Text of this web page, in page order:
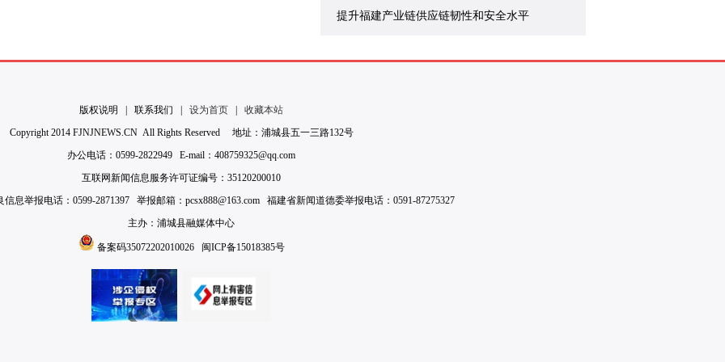
提升福建产业链供应链韧性和安全水平
版权说明 联系我们 设为首页
收藏本站
Copyright 2014 FJNJNEWS.CN All Rights Reserved 地址：浦城县五一三路132号
办公电话：0599-2822949 E-mail：408759325@qq.com
互联网新闻信息服务许可证编号：35120200010
息举报电话：0599-2871397 举报邮箱：pcsx888@163.com 福建省新闻道德委举报电话：0591-87275327
主办：浦城县融媒体中心
备案码35072202010026 闽ICP备15018385号